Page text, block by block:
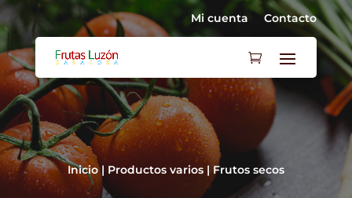
Mi cuenta Contacto
Inicio| Productos varios| Frutos secos